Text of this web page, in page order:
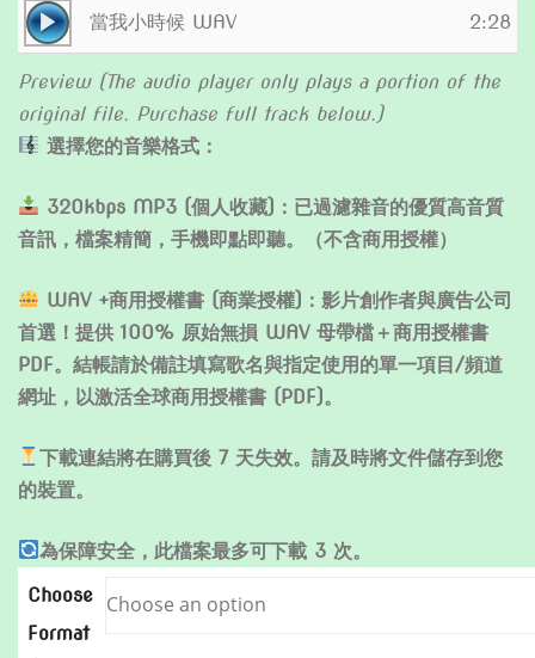
$299.00
Audio
Player
當我小時候 WAV 2:28
Preview (The audio player only plays a portion of the
original file. Purchase full track below.)
選擇您的音樂格式：
320kbps MP3 (個人收藏)：已過濾雜音的優質高音質
音訊，檔案精簡，手機即點即聽。（不含商用授權）
WAV +商用授權書 (商業授權)：影片創作者與廣告公司
首選！提供 100% 原始無損 WAV 母帶檔＋商用授權書
PDF。結帳請於備註填寫歌名與指定使用的單一項目/頻道
網址，以激活全球商用授權書 (PDF)。
下載連結將在購買後 7 天失效。請及時將文件儲存到您
的裝置。
為保障安全，此檔案最多可下載 3 次。
Choose
Format